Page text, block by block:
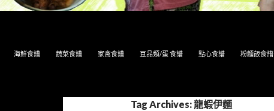
海鮮食譜 蔬菜食譜 家禽食譜 豆品類/蛋 食譜 點心食譜 粉麵飯食譜
Tag Archives: 龍蝦伊麵